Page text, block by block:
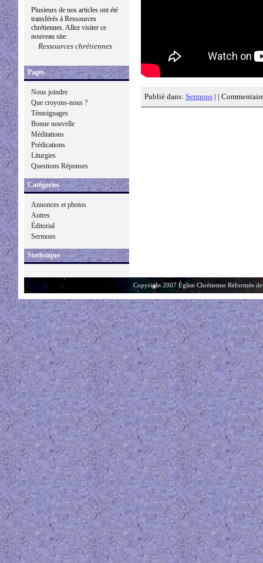
Plusieurs de nos articles ont été
transférés à Ressources
chrétiennes. Allez visiter ce
nouveau site:
Ressources chrétiennes
Pages
Nous joindre
Que croyons-nous ?
Témoignages
Bonne nouvelle
Méditations
Prédications
Liturgies
Questions Réponses
Catégories
Annonces et photos
Autres
Éditorial
Sermons
Statistique
Publié dans: Sermons | |
Copyright 2007 Église Chrétienne Réformée